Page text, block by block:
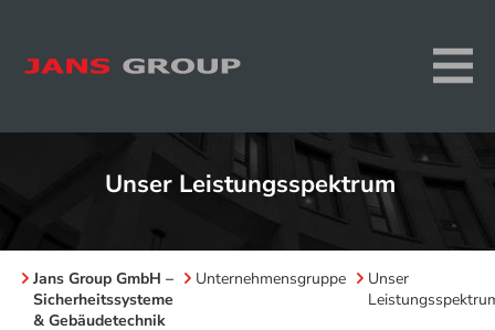
Unser Leistungsspektrum
Jans Group GmbH –
Sicherheitssysteme
& Gebäudetechnik
Unternehmensgruppe
Unser